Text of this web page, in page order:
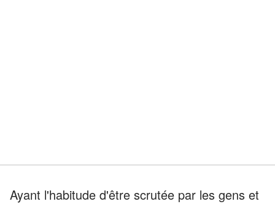
Ayant l'habitude d'être scrutée par les gens et